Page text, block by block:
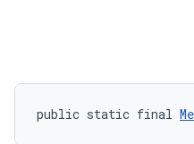
public static final